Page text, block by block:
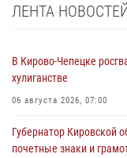
ЛЕНТА
В Кирово-Чепецке
хулиганстве
06 августа 2026, 07:00
Губернатор Кировской
почетные знаки и